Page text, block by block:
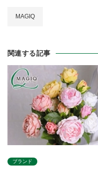
MAGIQ
関連する記事
ブランド